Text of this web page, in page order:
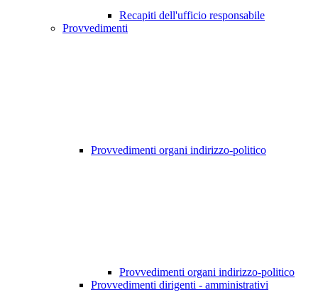
Recapiti dell'ufficio responsabile
Provvedimenti
Provvedimenti organi indirizzo-politico
Provvedimenti organi indirizzo-politico
Provvedimenti dirigenti - amministrativi